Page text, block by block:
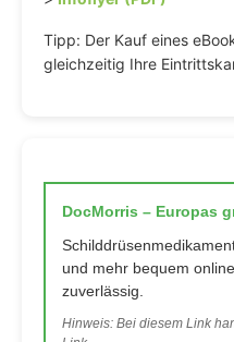
Tipp: Der Kauf eines
gleichzeitig Ihre
DocMorris – Europas
und mehr bequem
zuverlässig.
Hinweis: Bei diesem Link